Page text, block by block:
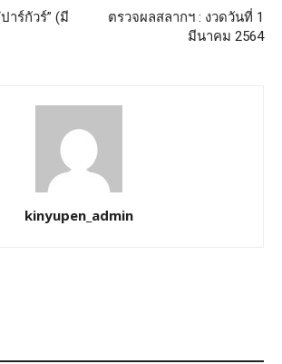
าร์กัวร์” (มี
ตรวจผลสลากฯ : งวดวันที่ 1
มีนาคม 2564
kinyupen_admin